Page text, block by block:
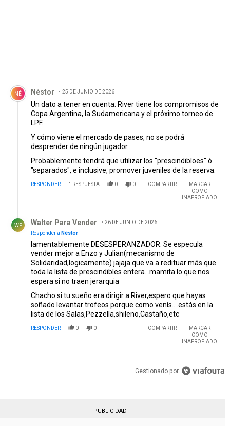
Comentario de Néstor .
NÉ Néstor 25 DE JUNIO DE 2026
Un dato a tener en cuenta: River tiene los compromisos de
Copa Argentina, la Sudamericana y el próximo torneo de
LPF.
Y cómo viene el mercado de pases, no se podrá
desprender de ningún jugador.
Probablemente tendrá que utilizar los "prescindibloes" ó
"separados", e inclusive, promover juveniles de la reserva.
RESPONDER 1 RESPUESTA 0 0 COMPARTIR
MARCAR
COMO
INAPROPIADO
WP Walter Para Vender
26 DE JUNIO DE 2026
Responder a Néstor
lamentablemente DESESPERANZADOR. Se especula
vender mejor a Enzo y Julian(mecanismo de
Solidaridad,logicamente) jajaja que va a redituar más que
toda la lista de prescindibles entera...mamita lo que nos
espera si no traen jerarquia
Chacho:si tu sueño era dirigir a River,espero que hayas
soñado levantar trofeos porque como venís....estás en la
lista de los Salas,Pezzella,shileno,Castaño,etc
RESPONDER 0 0 COMPARTIR
MARCAR
COMO
INAPROPIADO
Gestionado por
PUBLICIDAD